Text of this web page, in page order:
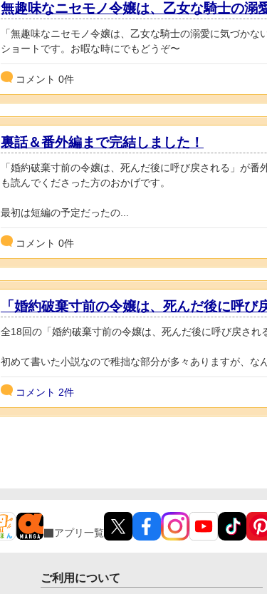
無趣味なニセモノ令嬢は、乙女な騎士の溺
「無趣味なニセモノ令嬢は、乙女な騎士の溺愛に気づか
ショートです。お暇な時にでもどうぞ〜
コメント 0件
裏話＆番外編まで完結しました！
「婚約破棄寸前の令嬢は、死んだ後に呼び戻される」が
も読んでくださった方のおかげです。
最初は短編の予定だったの...
コメント 0件
「婚約破棄寸前の令嬢は、死んだ後に呼び
全18回の「婚約破棄寸前の令嬢は、死んだ後に呼び戻さ
初めて書いた小説なので稚拙な部分が多々ありますが、な
コメント 2件
アプリ一覧
ご利用について